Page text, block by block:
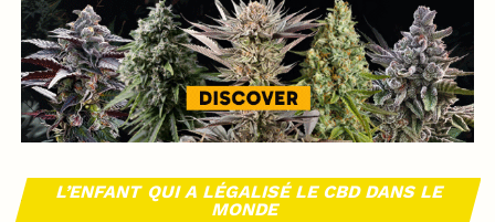
L’ENFANT QUI A LÉGALISÉ LE CBD DANS LE
MONDE